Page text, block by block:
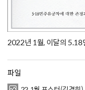
2022년 1월, 이달의 5.18
파일